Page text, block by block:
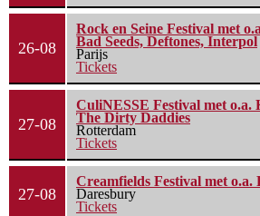
26-08
Rock en Seine Festival met
Bad Seeds, Deftones, Interpol
Parijs
Tickets
27-08
CuliNESSE Festival met o.a.
The Dirty Daddies
Rotterdam
Tickets
27-08
Creamfields Festival met o.a.
Daresbury
Tickets